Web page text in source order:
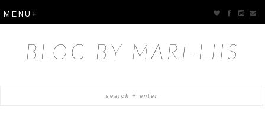
BLOG BY MARI-LIIS